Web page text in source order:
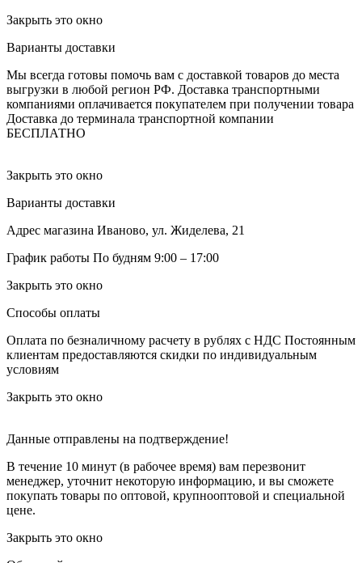
Закрыть это окно
Варианты доставки
Мы всегда готовы помочь вам с доставкой товаров до места
выгрузки в любой регион РФ. Доставка транспортными
компаниями оплачивается покупателем при получении товара
Доставка до терминала транспортной компании
БЕСПЛАТНО
Закрыть это окно
Варианты доставки
Адрес магазина Иваново, ул. Жиделева, 21
График работы По будням 9:00 – 17:00
Закрыть это окно
Способы оплаты
Оплата по безналичному расчету в рублях с НДС Постоянным
клиентам предоставляются скидки по индивидуальным
условиям
Закрыть это окно
Данные отправлены на подтверждение!
В течение 10 минут (в рабочее время) вам перезвонит
менеджер, уточнит некоторую информацию, и вы сможете
покупать товары по оптовой, крупнооптовой и специальной
цене.
Закрыть это окно